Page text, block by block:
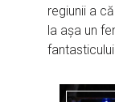
regiunii a
la așa un